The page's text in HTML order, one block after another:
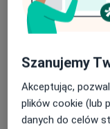
Od 250 zł
Od 250 zł
W jaki sposób
Szanujemy
Akceptując,
plików cookie (lub
danych do celów